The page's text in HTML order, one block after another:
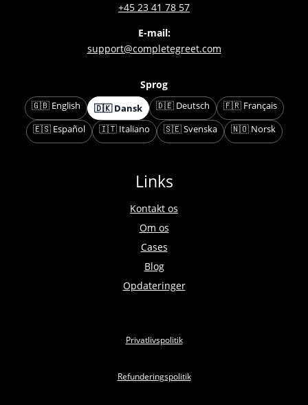
+45 23 41 78 57
E-mail:
support@completegreet.com
Sprog
🇬🇧 English 🇩🇰 Dansk 🇩🇪 Deutsch
🇫🇷 Français
🇪🇸 Español
🇮🇹 Italiano 🇸🇪 Svenska 🇳🇴 Norsk
Links
Kontakt os
Om os
Cases
Blog
Opdateringer
Privatlivspolitik
Refunderingspolitik